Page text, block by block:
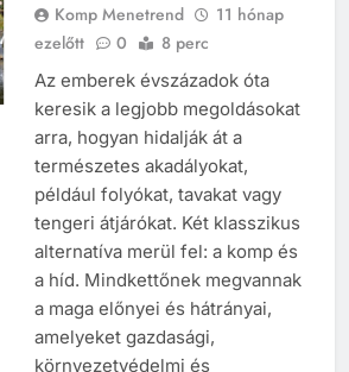
Komp Menetrend
11 hónap
ezelőtt
0 8 perc
Az emberek évszázadok óta
keresik a legjobb megoldásokat
arra, hogyan hidalják át a
természetes akadályokat,
például folyókat, tavakat vagy
tengeri átjárókat. Két klasszikus
alternatíva merül fel: a komp és
a híd. Mindkettőnek megvannak
a maga előnyei és hátrányai,
amelyeket gazdasági,
környezetvédelmi és